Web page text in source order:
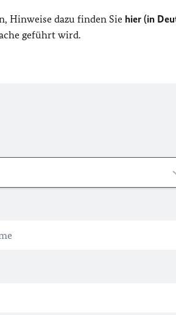
Hinweise dazu finden Sie hier (in
geführt wird.